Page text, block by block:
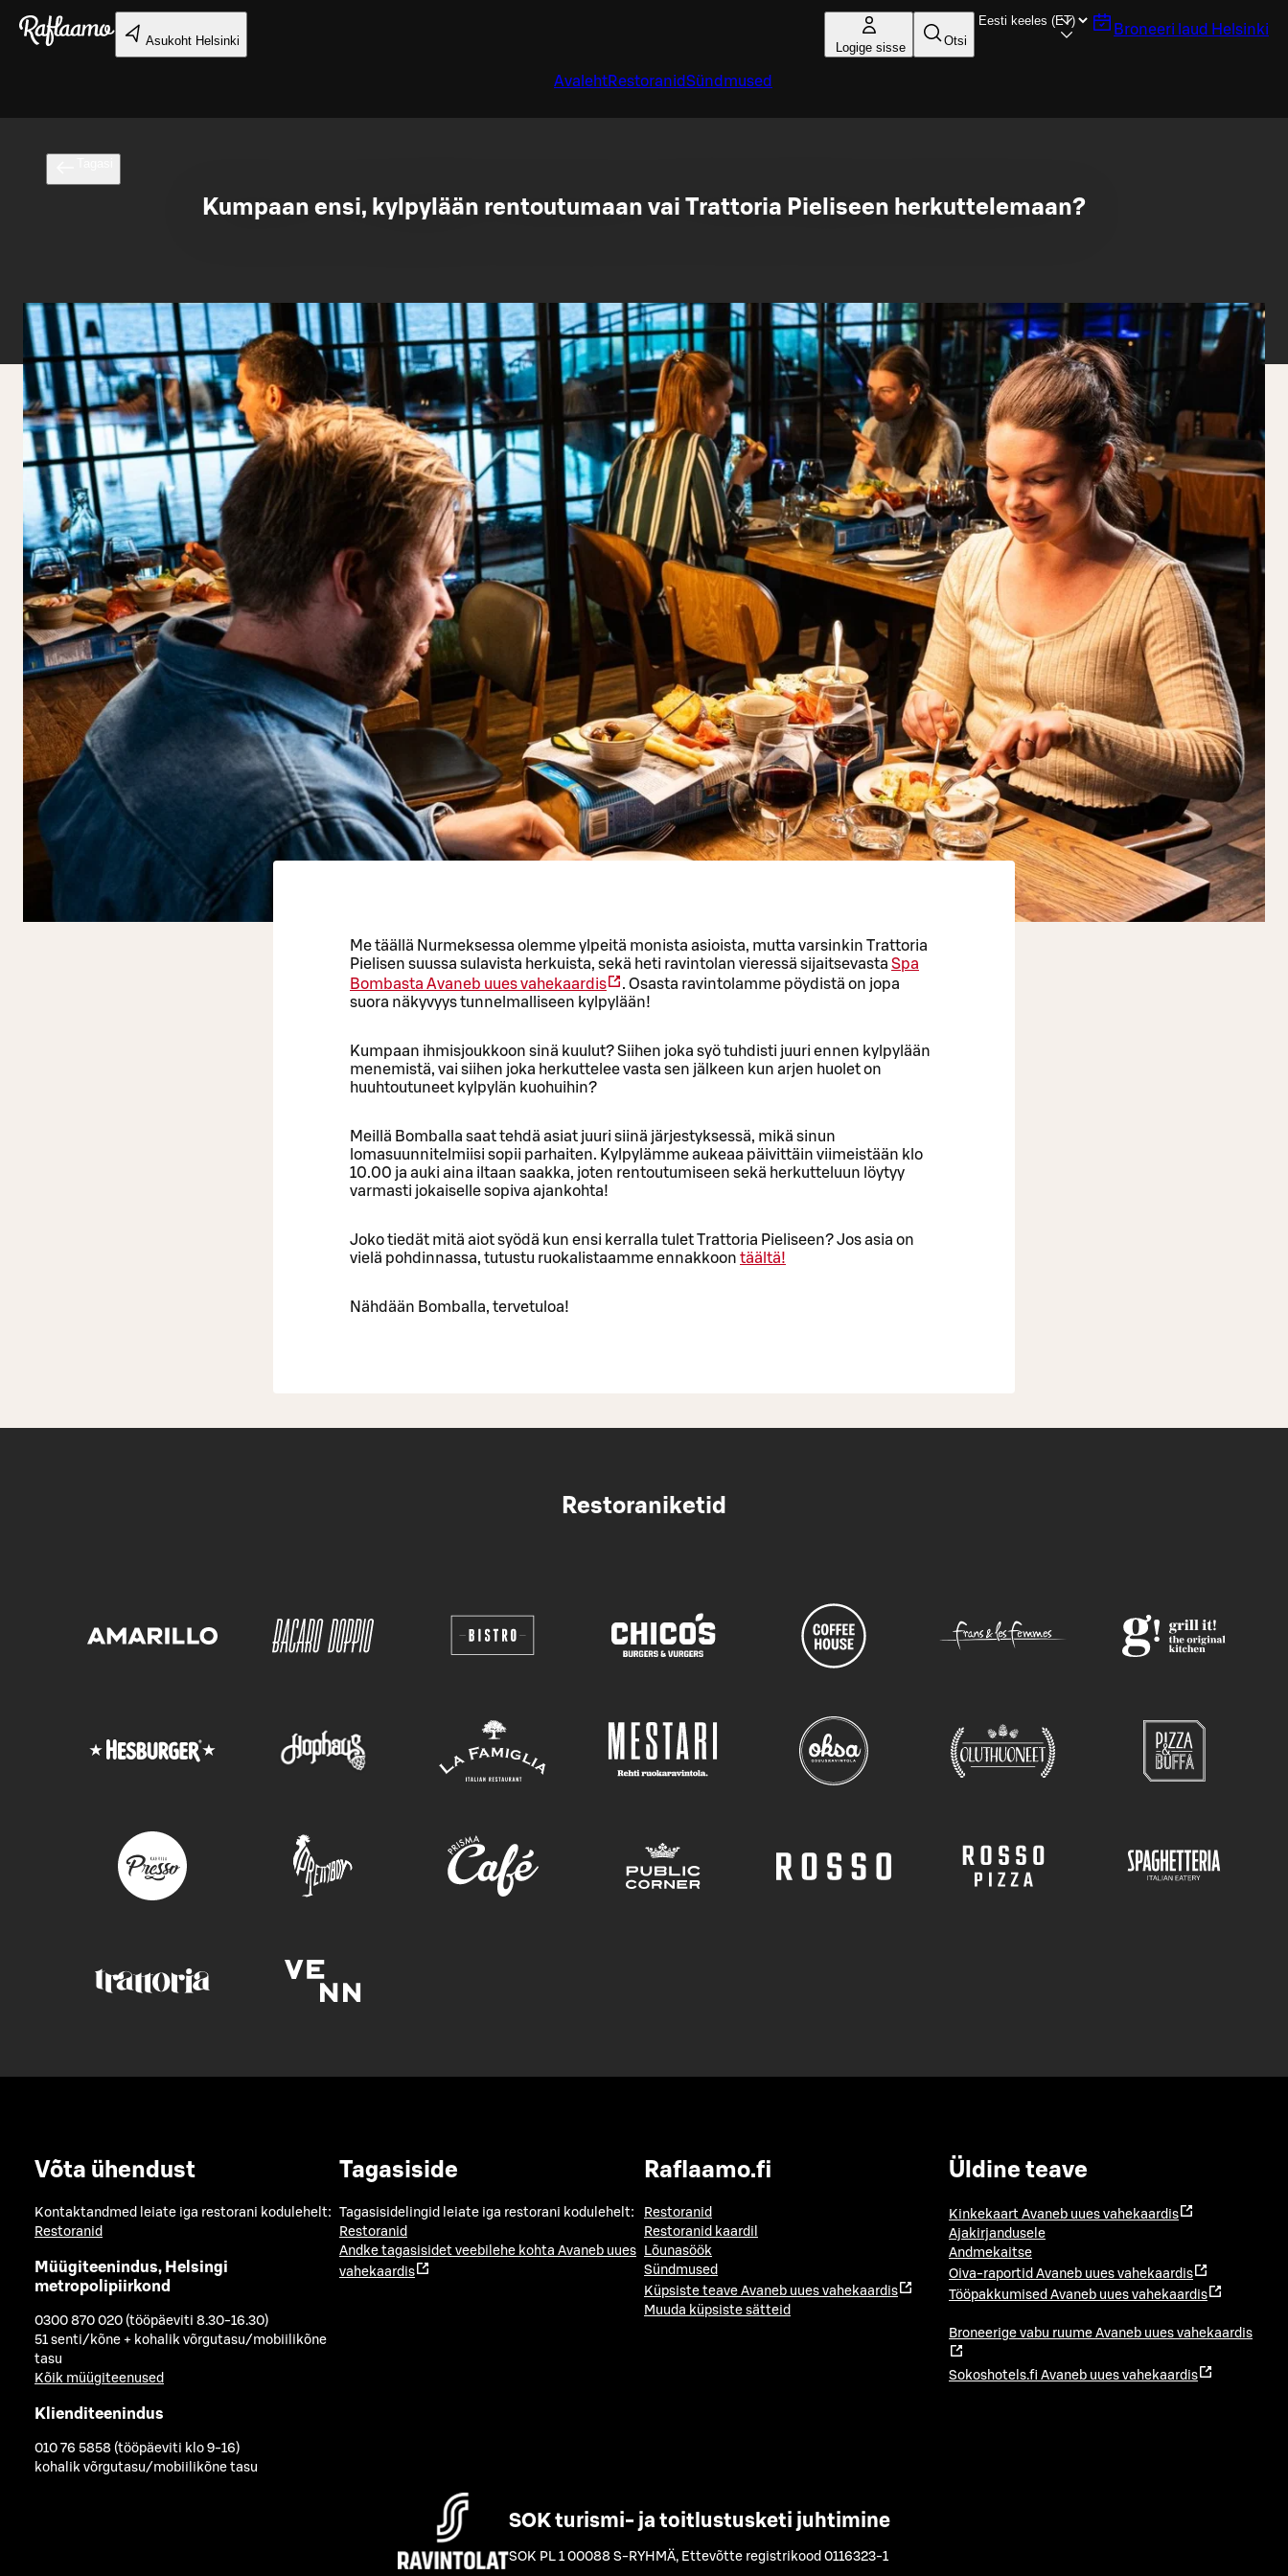
Liigu peamise sisu juurde
Asukoht Helsinki Logige sisse Otsi
Broneeri laud Helsinki
AvalehtRestoranidSündmused
Kumpaan ensi, kylpylään rentoutumaan vai Trattoria Pieliseen herkuttelemaan?
Me täällä Nurmeksessa olemme ylpeitä monista asioista, mutta varsinkin Trattoria
Pielisen suussa sulavista herkuista, sekä heti ravintolan vieressä sijaitsevasta Spa
Bombasta Avaneb uues vahekaardis
. Osasta ravintolamme pöydistä on jopa
suora näkyvyys tunnelmalliseen kylpylään!
Kumpaan ihmisjoukkoon sinä kuulut? Siihen joka syö tuhdisti juuri ennen kylpylään
menemistä, vai siihen joka herkuttelee vasta sen jälkeen kun arjen huolet on
huuhtoutuneet kylpylän kuohuihin?
Meillä Bomballa saat tehdä asiat juuri siinä järjestyksessä, mikä sinun
lomasuunnitelmiisi sopii parhaiten. Kylpylämme aukeaa päivittäin viimeistään klo
10.00 ja auki aina iltaan saakka, joten rentoutumiseen sekä herkutteluun löytyy
varmasti jokaiselle sopiva ajankohta!
Joko tiedät mitä aiot syödä kun ensi kerralla tulet Trattoria Pieliseen? Jos asia on
vielä pohdinnassa, tutustu ruokalistaamme ennakkoon täältä!
Nähdään Bomballa, tervetuloa!
Restoraniketid
Võta ühendust
Kontaktandmed leiate iga restorani kodulehelt:
Restoranid
Müügiteenindus, Helsingi
metropolipiirkond
0300 870 020 (tööpäeviti 8.30-16.30)
51 senti/kõne + kohalik võrgutasu/mobiilikõne
tasu
Kõik müügiteenused
Klienditeenindus
010 76 5858 (tööpäeviti klo 9-16)
kohalik võrgutasu/mobiilikõne tasu
Tagasiside
Tagasisidelingid leiate iga restorani kodulehelt:
Restoranid
Andke tagasisidet veebilehe kohta Avaneb uues
vahekaardis
Raflaamo.fi
Restoranid
Restoranid kaardil
Lõunasöök
Sündmused
Küpsiste teave Avaneb uues vahekaardis
Muuda küpsiste sätteid
Üldine teave
Kinkekaart Avaneb uues vahekaardis
Ajakirjandusele
Andmekaitse
Oiva-raportid Avaneb uues vahekaardis
Tööpakkumised Avaneb uues vahekaardis
Broneerige vabu ruume Avaneb uues vahekaardis
Sokoshotels.fi Avaneb uues vahekaardis
SOK turismi- ja toitlustusketi juhtimine
SOK PL 1 00088 S-RYHMÄ, Ettevõtte registrikood 0116323-1